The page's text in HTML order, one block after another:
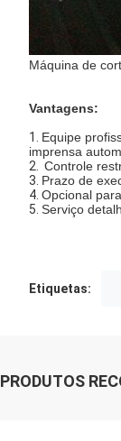
Máquina de
Vantagens:
1. Equipe
imprensa
2. Controle
3. Prazo de
4. Opcional
5. Serviço
Etiquetas:
PRODUTOS